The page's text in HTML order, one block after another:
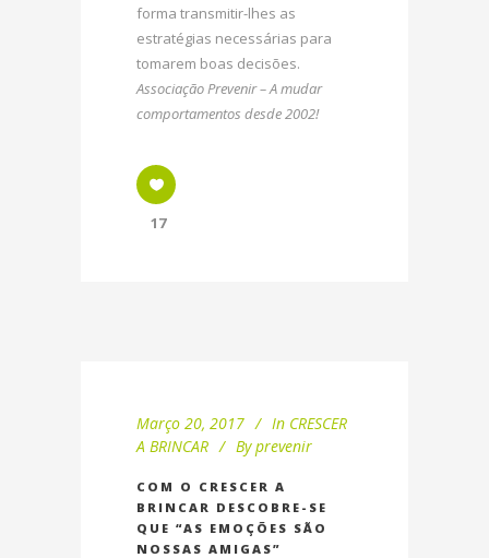
forma transmitir-lhes as
estratégias necessárias para
tomarem boas decisões.
Associação Prevenir – A mudar
comportamentos desde 2002!
17
Março 20, 2017 In CRESCER
A BRINCAR
By prevenir
COM O CRESCER A
BRINCAR DESCOBRE-SE
QUE “AS EMOÇÕES SÃO
NOSSAS AMIGAS”